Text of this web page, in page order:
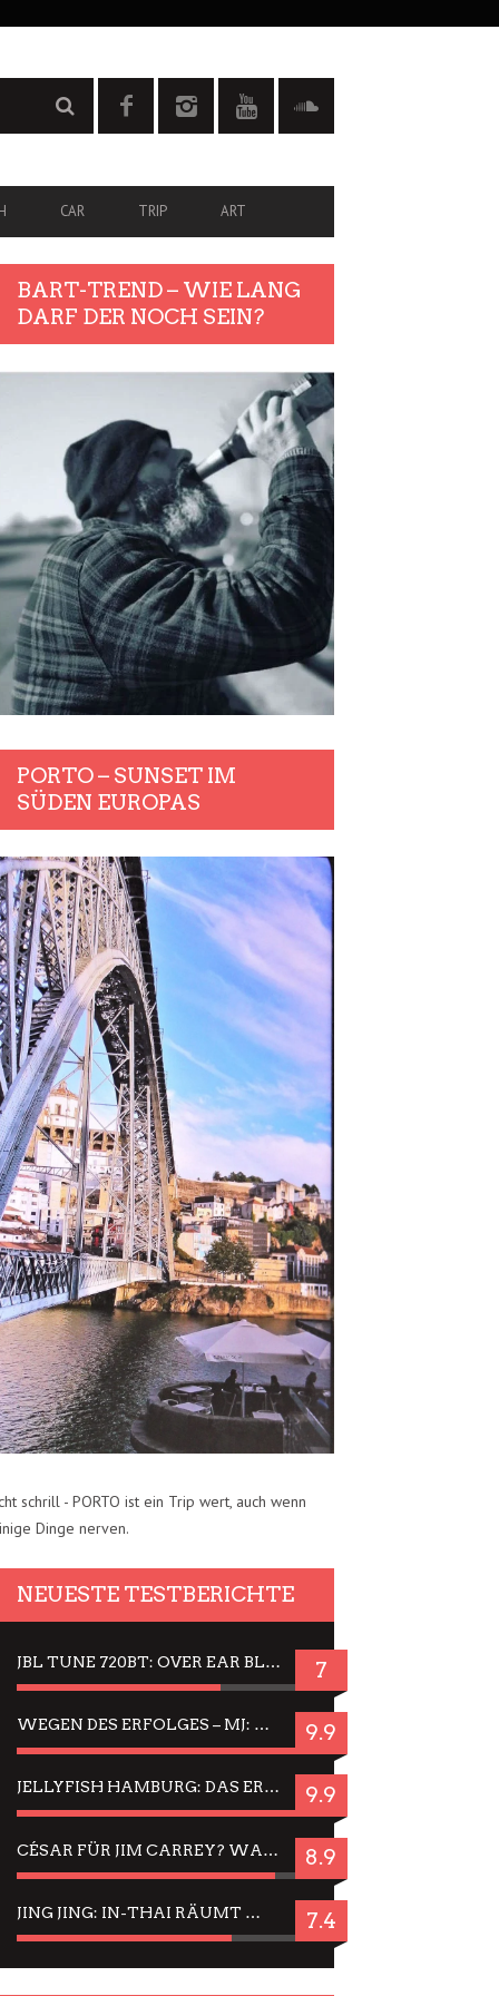
CAR TRIP ART
BART-TREND – WIE LANG
DARF DER NOCH SEIN?
PORTO – SUNSET IM
SÜDEN EUROPAS
schrill - PORTO ist ein Trip wert, auch wenn
Dinge nerven.
NEUESTE TESTBERICHTE
JBL TUNE 720BT: OVER EAR BLUETOOTH KOPFHÖRER UM DIE 50,-€ IM DAUER-TEST 7
WEGEN DES ERFOLGES – MJ: MICHAEL JACKSON MUSICAL IN EINER MATINEE SEHEN 9.9
JELLYFISH HAMBURG: DAS ERFOLGREICHE SOMMER-MENÜ 2025 IN GEFÜHLEN UND BILDERN 9.9
CÉSAR FÜR JIM CARREY? WARUM DAS EINER DER NERVIGSTEN ACTORS IST UND BLEIBT 8.9
JING JING: IN-THAI RÄUMT WIEDER TITEL AB – EIN ZWEI-STUNDEN-ERLEBNISBERICHT 7.4